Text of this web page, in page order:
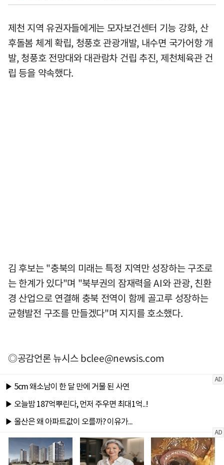
제천 지역 유권자들에게는 모자보건센터 기능 강화, 산
후돌봄 체계 확립, 청풍호 관광개발, 내수면 국가어항 개
발, 청풍호 전망대와 대관람차 건립 추진, 제천체육관 건
립 등을 약속했다.
김 후보는 "충북의 미래는 특정 지역만 성장하는 구조로
는 한계가 있다"며 "북부권의 잠재력을 AI와 관광, 친환
경 산업으로 연결해 충북 전역이 함께 골고루 성장하는
균형발전 구조를 만들겠다"며 지지를 호소했다.
◎공감언론 뉴시스bclee@newsis.com